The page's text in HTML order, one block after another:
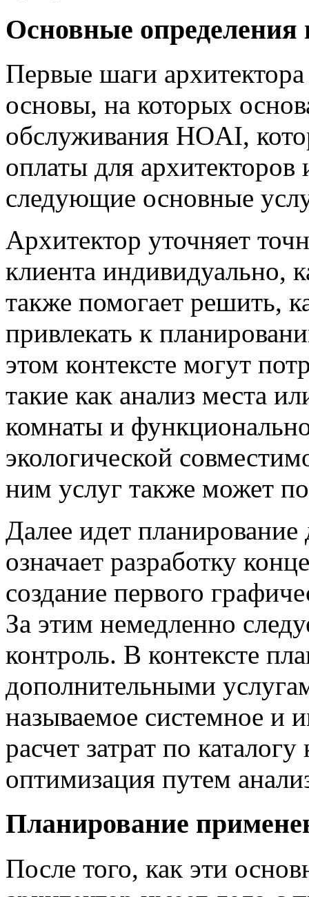
Основные определения
Первые шаги архитектора
основы, на которых
обслуживания HOAI,
оплаты для
следующие основные
Архитектор уточняет
клиента индивидуально,
также помогает решить,
привлекать к
этом контексте могут
такие как анализ места
комнаты и
экологической
ним услуг также может
Далее идет планирование
означает разработку
создание первого
За этим немедленно
контроль. В контексте
дополнительными
называемое системное и
расчет затрат по
оптимизация путем
Планирование
После того, как эти